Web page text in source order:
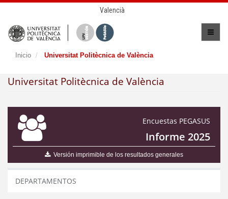
Valencià
Inicio Universitat Politècnica de València
Universitat Politècnica de València
Encuestas PEGASUS
Informe 2025
Versión imprimible de los resultados generales
DEPARTAMENTOS